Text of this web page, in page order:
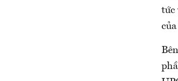
tức